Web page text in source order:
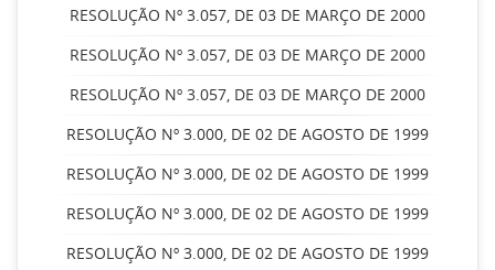
RESOLUÇÃO Nº 3.057, DE 03 DE MARÇO DE 2000
RESOLUÇÃO Nº 3.057, DE 03 DE MARÇO DE 2000
RESOLUÇÃO Nº 3.057, DE 03 DE MARÇO DE 2000
RESOLUÇÃO Nº 3.000, DE 02 DE AGOSTO DE 1999
RESOLUÇÃO Nº 3.000, DE 02 DE AGOSTO DE 1999
RESOLUÇÃO Nº 3.000, DE 02 DE AGOSTO DE 1999
RESOLUÇÃO Nº 3.000, DE 02 DE AGOSTO DE 1999